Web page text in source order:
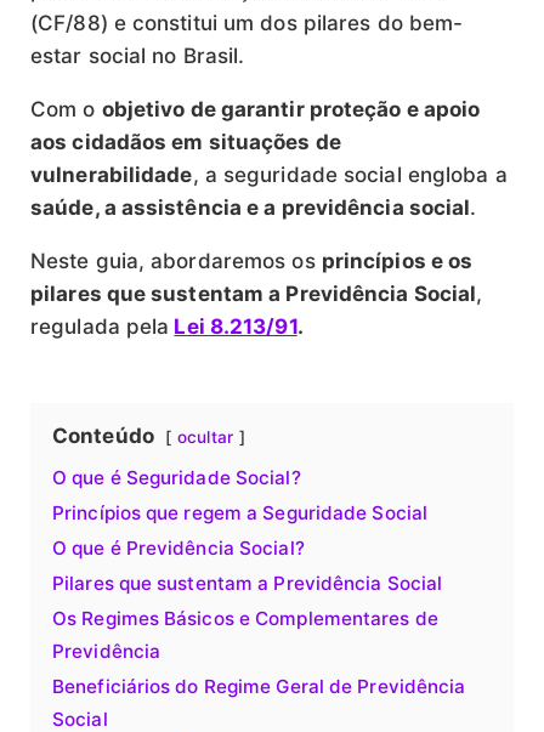
(CF/88) e constitui um dos pilares do bem-
estar social no Brasil.
Com o objetivo de garantir proteção e apoio
aos cidadãos em situações de
vulnerabilidade, a seguridade social engloba a
saúde, a assistência e a previdência social.
Neste guia, abordaremos os princípios e os
pilares que sustentam a Previdência Social,
regulada pela Lei 8.213/91.
Conteúdo ocultar
O que é Seguridade Social?
Princípios que regem a Seguridade Social
O que é Previdência Social?
Pilares que sustentam a Previdência Social
Os Regimes Básicos e Complementares de
Previdência
Beneficiários do Regime Geral de Previdência
Social